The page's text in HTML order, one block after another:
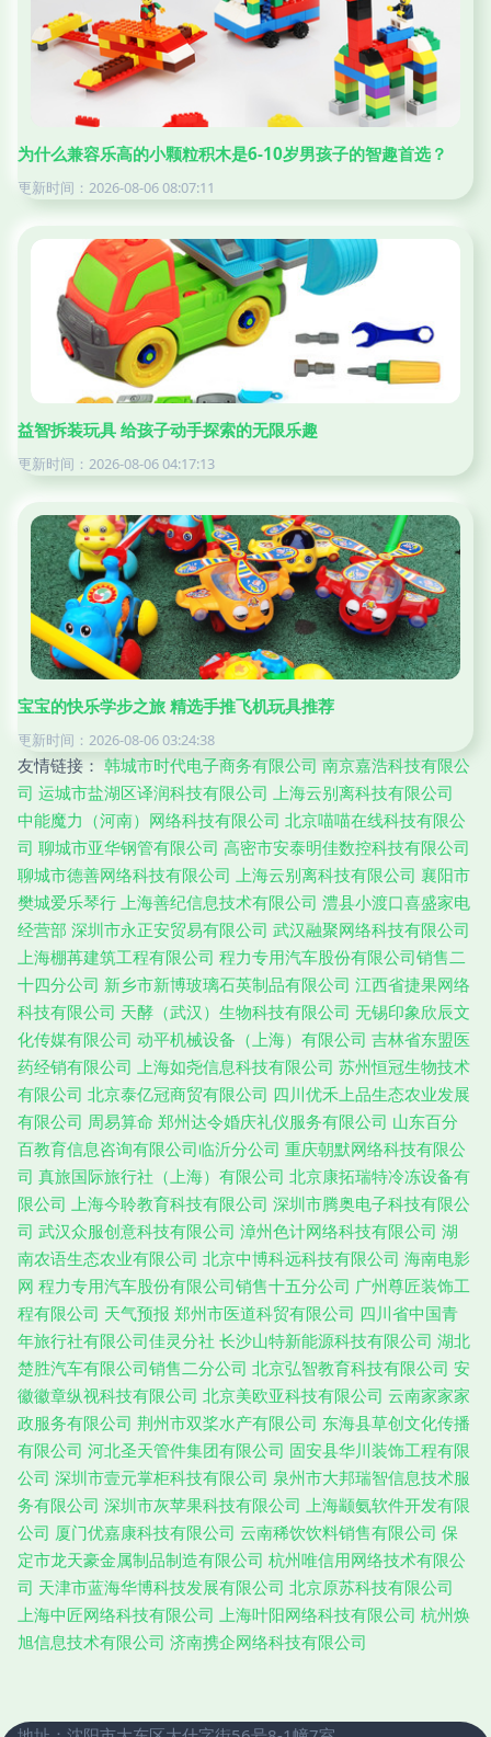
为什么兼容乐高的小颗粒积木是6-10岁男孩子的智趣首选？
更新时间：2026-08-06 08:07:11
益智拆装玩具 给孩子动手探索的无限乐趣
更新时间：2026-08-06 04:17:13
宝宝的快乐学步之旅 精选手推飞机玩具推荐
更新时间：2026-08-06 03:24:38
友情链接： 韩城市时代电子商务有限公司 南京嘉浩科技有限公
司 运城市盐湖区译润科技有限公司 上海云别离科技有限公司
中能魔力（河南）网络科技有限公司 北京喵喵在线科技有限公
司 聊城市亚华钢管有限公司 高密市安泰明佳数控科技有限公司
聊城市德善网络科技有限公司 上海云别离科技有限公司 襄阳市
樊城爱乐琴行 上海善纪信息技术有限公司 澧县小渡口喜盛家电
经营部 深圳市永正安贸易有限公司 武汉融聚网络科技有限公司
上海棚苒建筑工程有限公司 程力专用汽车股份有限公司销售二
十四分公司 新乡市新博玻璃石英制品有限公司 江西省捷果网络
科技有限公司 天酵（武汉）生物科技有限公司 无锡印象欣辰文
化传媒有限公司 动平机械设备（上海）有限公司 吉林省东盟医
药经销有限公司 上海如尧信息科技有限公司 苏州恒冠生物技术
有限公司 北京泰亿冠商贸有限公司 四川优禾上品生态农业发展
有限公司 周易算命 郑州达令婚庆礼仪服务有限公司 山东百分
百教育信息咨询有限公司临沂分公司 重庆朝默网络科技有限公
司 真旅国际旅行社（上海）有限公司 北京康拓瑞特冷冻设备有
限公司 上海今聆教育科技有限公司 深圳市腾奥电子科技有限公
司 武汉众服创意科技有限公司 漳州色计网络科技有限公司 湖
南农语生态农业有限公司 北京中博科远科技有限公司 海南电影
网 程力专用汽车股份有限公司销售十五分公司 广州尊匠装饰工
程有限公司 天气预报 郑州市医道科贸有限公司 四川省中国青
年旅行社有限公司佳灵分社 长沙山特新能源科技有限公司 湖北
楚胜汽车有限公司销售二分公司 北京弘智教育科技有限公司 安
徽徽章纵视科技有限公司 北京美欧亚科技有限公司 云南家家家
政服务有限公司 荆州市双桨水产有限公司 东海县草创文化传播
有限公司 河北圣天管件集团有限公司 固安县华川装饰工程有限
公司 深圳市壹元掌柜科技有限公司 泉州市大邦瑞智信息技术服
务有限公司 深圳市灰苹果科技有限公司 上海颛氨软件开发有限
公司 厦门优嘉康科技有限公司 云南稀饮饮料销售有限公司 保
定市龙天豪金属制品制造有限公司 杭州唯信用网络技术有限公
司 天津市蓝海华博科技发展有限公司 北京原苏科技有限公司
上海中匠网络科技有限公司 上海叶阳网络科技有限公司 杭州焕
旭信息技术有限公司 济南携企网络科技有限公司